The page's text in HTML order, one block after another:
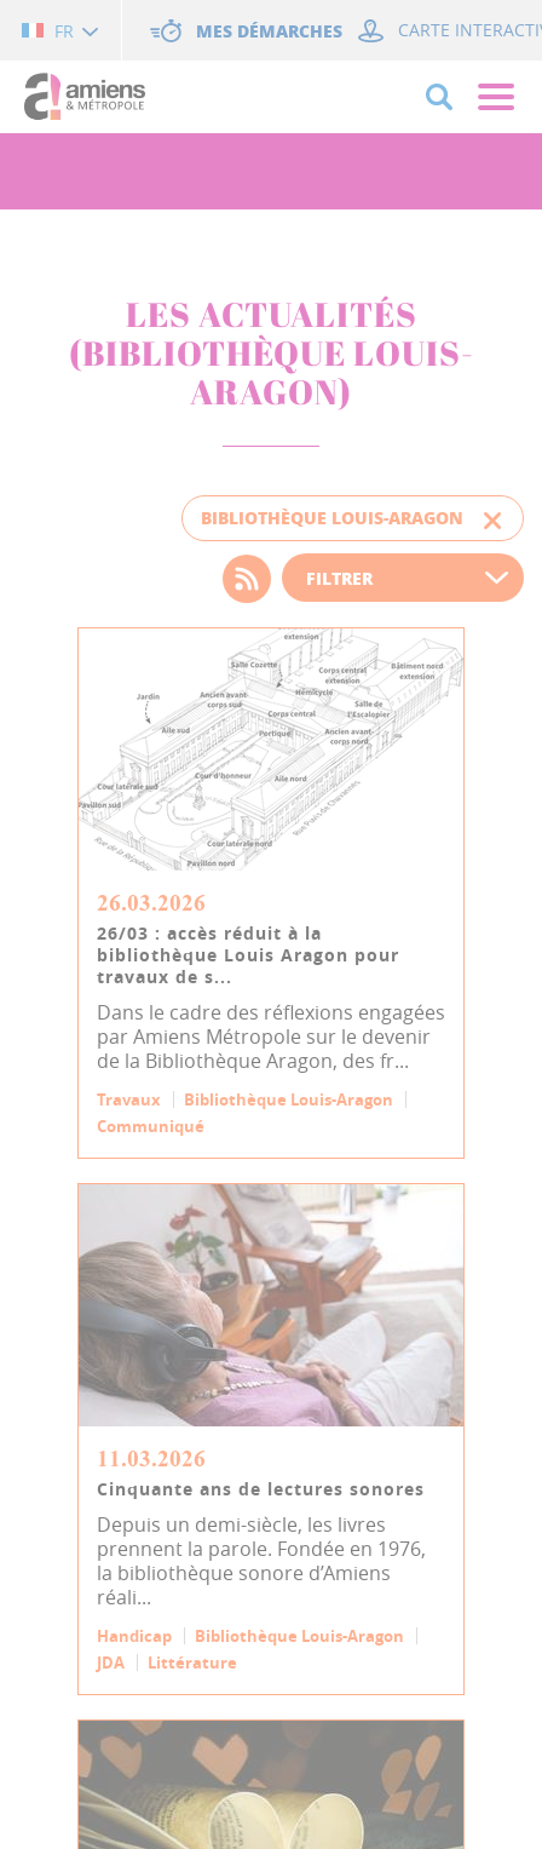
FR MES DÉMARCHES CARTE
LES ACTUALITÉS
(BIBLIOTHÈQUE LOUIS-
ARAGON)
BIBLIOTHÈQUE LOUIS-ARAGON
Choisissez votre filtre
d'actualité
26.03.2026
26/03 : accès réduit à la
bibliothèque Louis Aragon pour
travaux de s...
Dans le cadre des réflexions engagées
par Amiens Métropole sur le devenir
de la Bibliothèque Aragon, des fr...
Travaux
Bibliothèque Louis-Aragon
Communiqué
11.03.2026
Cinquante ans de lectures sonores
Depuis un demi-siècle, les livres
prennent la parole. Fondée en 1976,
la bibliothèque sonore d’Amiens
réali...
Handicap
Bibliothèque Louis-Aragon
JDA
Littérature